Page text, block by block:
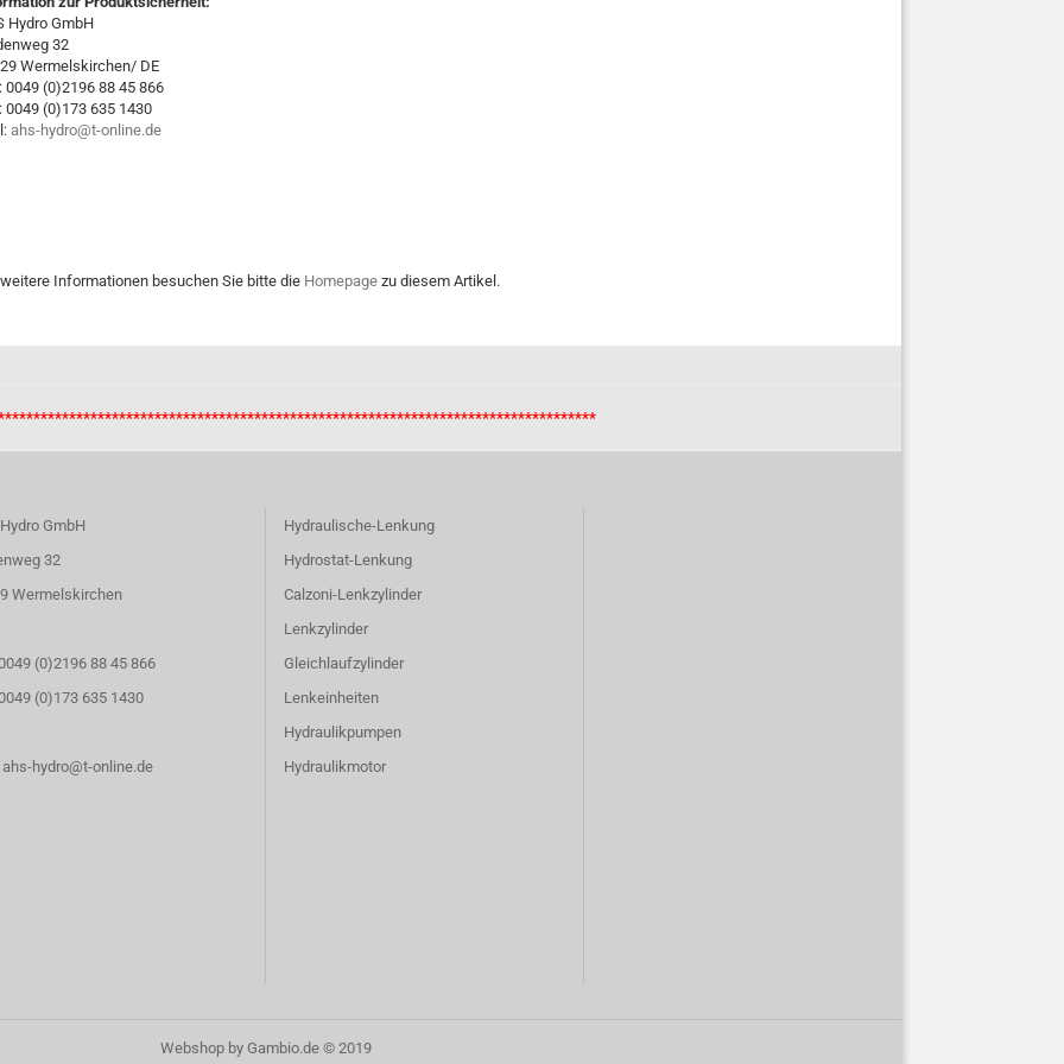
Hydro GmbH
32
Wermelskirchen/ DE
0049 (0)2196 88 45 866
0049 (0)173 635 1430
ahs-hydro@t-online.de
Informationen besuchen Sie bitte die Homepage zu diesem Artikel.
GmbH
32
Wermelskirchen
(0)2196 88 45 866
(0)173 635 1430
hydro@t-online.de
Hydraulische-Lenkung
Hydrostat-Lenkung
Calzoni-Lenkzylinder
Lenkzylinder
Gleichlaufzylinder
Lenkeinheiten
Hydraulikpumpen
Hydraulikmotor
Webshop by Gambio.de © 2019